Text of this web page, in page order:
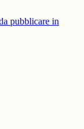
pubblicare in